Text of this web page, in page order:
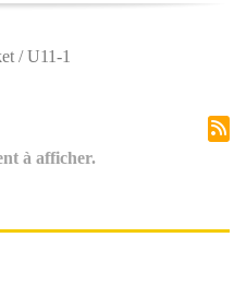
/ U11-1
à afficher.